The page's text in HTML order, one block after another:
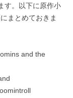
す。以下に原作小
まとめておきま
and the